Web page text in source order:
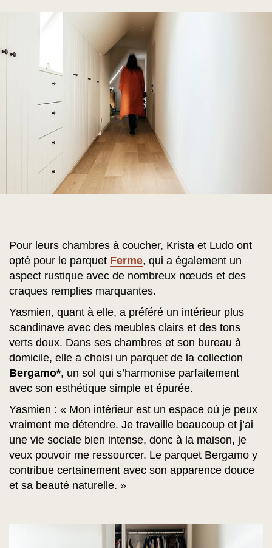
Pour leurs chambres à coucher, Krista et Ludo ont
opté pour le parquet Ferme, qui a également un
aspect rustique avec de nombreux nœuds et des
craques remplies marquantes.
Yasmien, quant à elle, a préféré un intérieur plus
scandinave avec des meubles clairs et des tons
verts doux. Dans ses chambres et son bureau à
domicile, elle a choisi un parquet de la collection
Bergamo*, un sol qui s’harmonise parfaitement
avec son esthétique simple et épurée.
Yasmien : « Mon intérieur est un espace où je peux
vraiment me détendre. Je travaille beaucoup et j’ai
une vie sociale bien intense, donc à la maison, je
veux pouvoir me ressourcer. Le parquet Bergamo y
contribue certainement avec son apparence douce
et sa beauté naturelle. »